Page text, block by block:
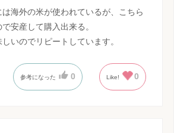
海外の米が使われているが、こちら
安産して購入出来る。
いのでリピートしています。
参考になった 0 Like! 0